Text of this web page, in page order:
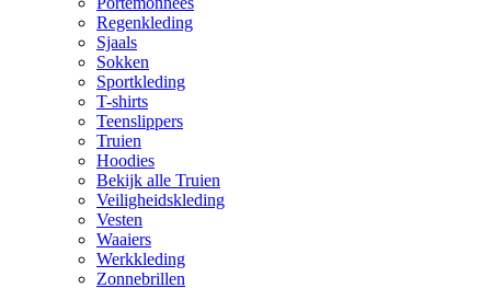
Regenkleding
Sjaals
Sokken
Sportkleding
T-shirts
Teenslippers
Truien
Hoodies
Bekijk alle Truien
Veiligheidskleding
Vesten
Waaiers
Werkkleding
Zonnebrillen